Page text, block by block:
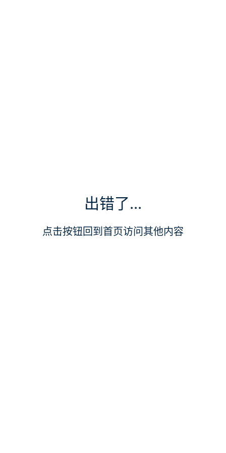
出错了...
点击按钮回到首页访问其他内容